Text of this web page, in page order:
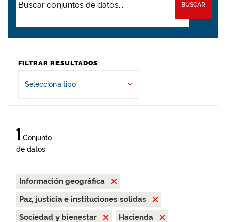
BUSCAR
FILTRAR RESULTADOS
Selecciona tipo
1 Conjunto
de datos
Información geográfica
Paz, justicia e instituciones solidas
Sociedad y bienestar
Hacienda